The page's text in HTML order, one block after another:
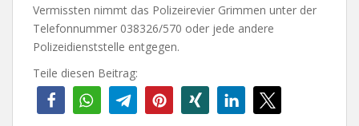
Vermissten nimmt das Polizeirevier Grimmen unter der
Telefonnummer 038326/570 oder jede andere
Polizeidienststelle entgegen.
Teile diesen Beitrag: